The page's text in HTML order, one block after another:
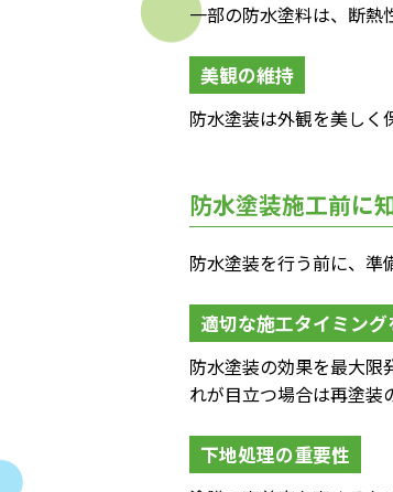
一部の防水塗料は、断熱
美観の維持
防水塗装は外観を美しく
防水塗装施工前に
防水塗装を行う前に、準
適切な施工タイミン
防水塗装の効果を最大限
れが目立つ場合は再塗装
下地処理の重要性